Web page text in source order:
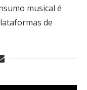
musical é
de